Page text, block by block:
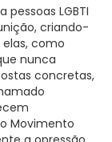
LGBTI
criando-
elas, como
nunca
concretas,
Movimento